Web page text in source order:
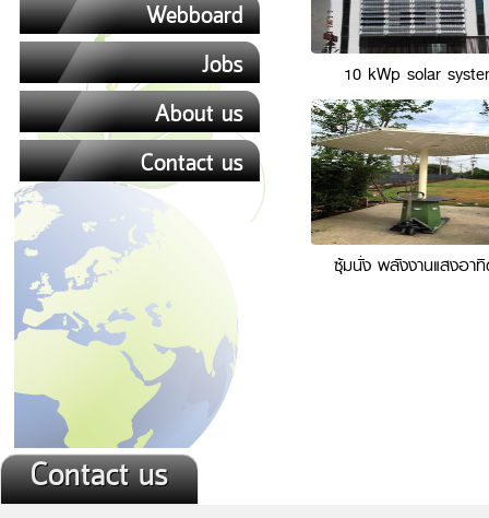
Webboard
Jobs
About us
Contact us
10 kWp solar
ซุ้มนั่ง พลังงานแสงอา
Contact us